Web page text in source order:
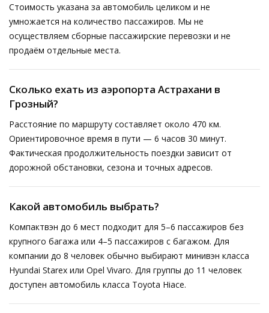
Стоимость указана за автомобиль целиком и не
умножается на количество пассажиров. Мы не
осуществляем сборные пассажирские перевозки и не
продаём отдельные места.
Сколько ехать из аэропорта Астрахани в
Грозный?
Расстояние по маршруту составляет около 470 км.
Ориентировочное время в пути — 6 часов 30 минут.
Фактическая продолжительность поездки зависит от
дорожной обстановки, сезона и точных адресов.
Какой автомобиль выбрать?
Компактвэн до 6 мест подходит для 5–6 пассажиров без
крупного багажа или 4–5 пассажиров с багажом. Для
компании до 8 человек обычно выбирают минивэн класса
Hyundai Starex или Opel Vivaro. Для группы до 11 человек
доступен автомобиль класса Toyota Hiace.